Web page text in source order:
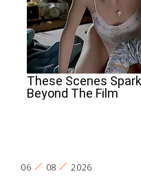
06 08 2026